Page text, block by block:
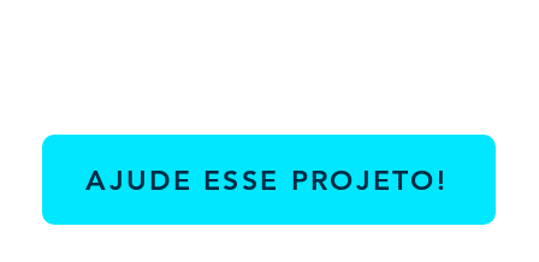
AJUDE ESSE PROJETO!